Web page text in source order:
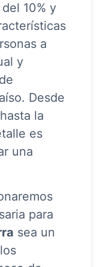
10% y
a
y
Desde
la
es
una
para
sea un